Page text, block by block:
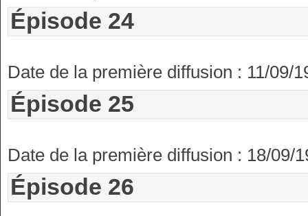
Épisode 24
Date de la première diffusion : 11/09/
Épisode 25
Date de la première diffusion : 18/09/
Épisode 26